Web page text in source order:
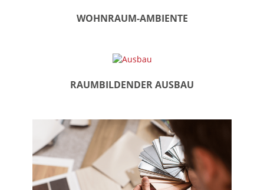
WOHNRAUM-AMBIENTE
RAUMBILDENDER AUSBAU